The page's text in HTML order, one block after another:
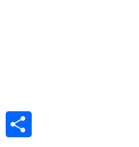
Telegram